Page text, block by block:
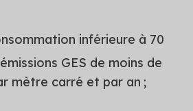
inférieure à 70
GES de moins de
mètre carré et par an ;